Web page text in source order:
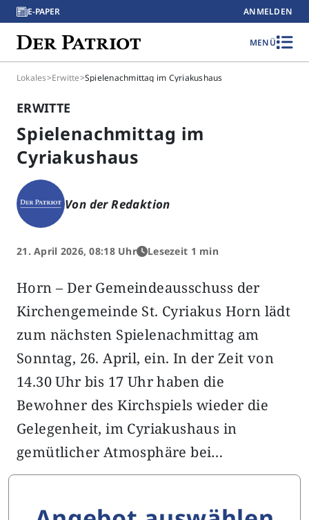
E-PAPER ANMELDEN
MENÜ
Lokales>Erwitte>Spielenachmittag im Cyriakushaus
ERWITTE
Spielenachmittag im
Cyriakushaus
Von der Redaktion
21. April 2026, 08:18 Uhr Lesezeit 1 min
Horn – Der Gemeindeausschuss der
Kirchengemeinde St. Cyriakus Horn lädt
zum nächsten Spielenachmittag am
Sonntag, 26. April, ein. In der Zeit von
14.30 Uhr bis 17 Uhr haben die
Bewohner des Kirchspiels wieder die
Gelegenheit, im Cyriakushaus in
gemütlicher Atmosphäre bei…